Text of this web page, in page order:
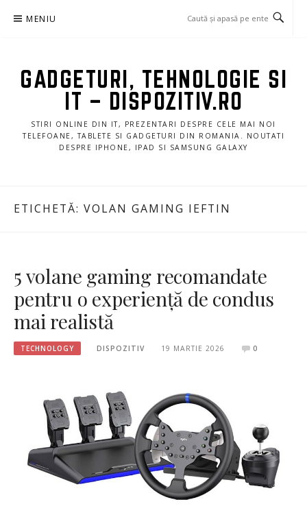
MENIU
GADGETURI, TEHNOLOGIE SI
IT – DISPOZITIV.RO
STIRI ONLINE DIN IT, PREZENTARI DESPRE CELE MAI NOI
TELEFOANE, TABLETE SI GADGETURI DIN ROMANIA. NOUTATI
DESPRE IPHONE, IPAD SI SAMSUNG GALAXY
ETICHETĂ: VOLAN GAMING IEFTIN
5 volane gaming recomandate
pentru o experiență de condus
mai realistă
TECHNOLOGY DISPOZITIV 19 MARTIE 2026 0